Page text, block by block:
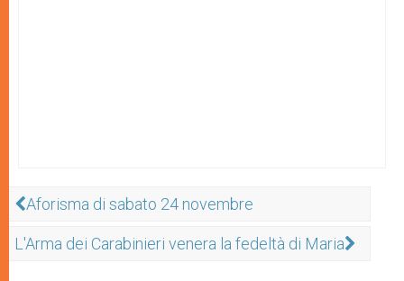
Aforisma di sabato 24 novembre
L'Arma dei Carabinieri venera la fedeltà di Maria